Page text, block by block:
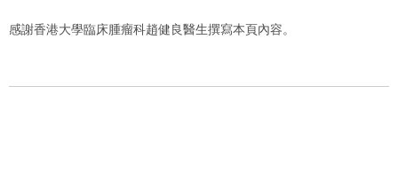
感謝香港大學臨床腫瘤科趙健良醫生撰寫本頁內容。